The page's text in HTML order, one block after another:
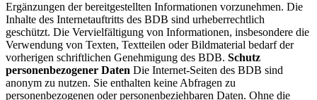
Ergänzungen der bereitgestellten Informationen vorzunehmen. Die
Inhalte des Internetauftritts des BDB sind urheberrechtlich
geschützt. Die Vervielfältigung von Informationen, insbesondere die
Verwendung von Texten, Textteilen oder Bildmaterial bedarf der
vorherigen schriftlichen Genehmigung des BDB. Schutz
personenbezogener Daten Die Internet-Seiten des BDB sind
anonym zu nutzen. Sie enthalten keine Abfragen zu
personenbezogenen oder personenbeziehbaren Daten. Ohne die